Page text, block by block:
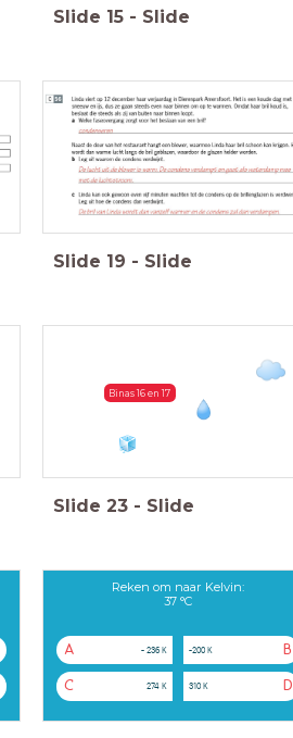
Slide 15 - Slide
Slide 19 - Slide
Binas 16 en 17
Slide 23 - Slide
Reken om naar Kelvin:
37 °C
A - 236 K B
-200 K
C 274 K D
310 K